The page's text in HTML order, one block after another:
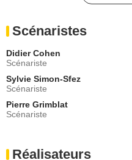
- 1 Episode :1
Medhi Sahnoune
- 1 Episode :
Paul Mondini
Christophe enfant
- 1 Episode :3
Florence Hautier
Scénaristes
Didier Cohen
Scénariste
Sylvie Simon-Sfez
Scénariste
Pierre Grimblat
Scénariste
Réalisateurs